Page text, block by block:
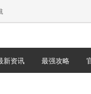
新资讯 最强攻略